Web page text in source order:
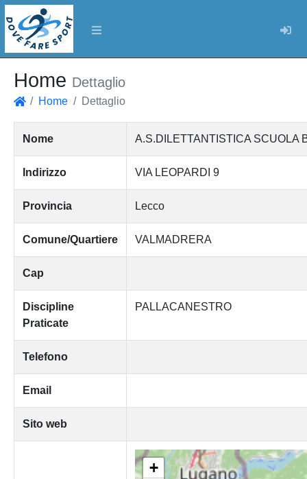
Home Dettaglio
Home Dettaglio
Nome A.S.DILETTANTISTICA SCUOLA
Indirizzo VIA LEOPARDI 9
Provincia Lecco
Comune/Quartiere VALMADRERA
Cap
Discipline
Praticate
PALLACANESTRO
Telefono
Email
Sito web
+